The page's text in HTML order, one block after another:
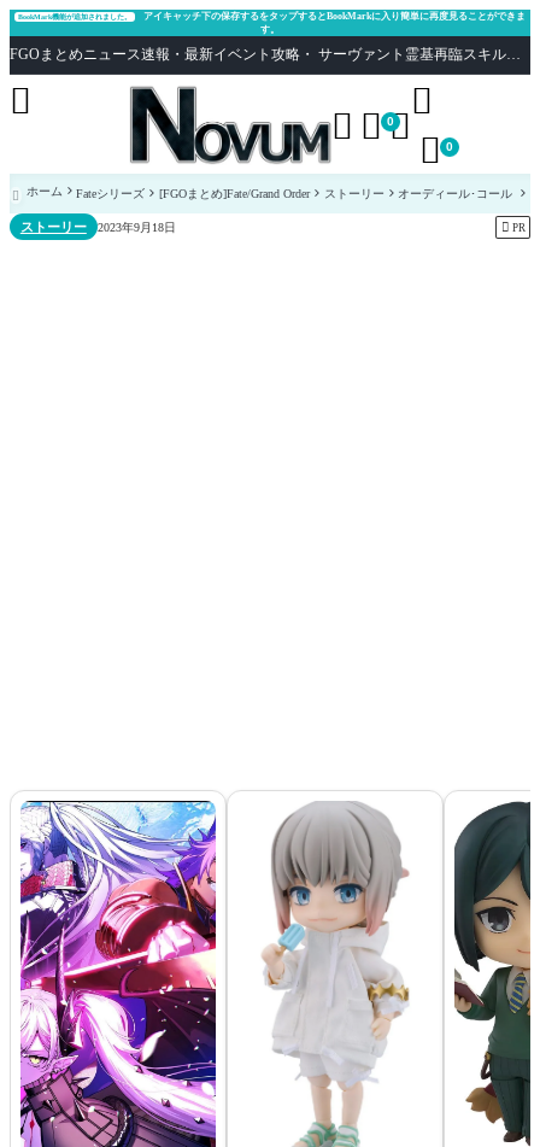
BookMark機能が追加されました。
アイキャッチ下の保存するをタップするとBookMarkに入り簡単に再度見ることができま
す。
FGOまとめニュース速報・最新イベント攻略・ サーヴァント霊基再臨スキル性能評価まとめ Fate/Grand Order
  0

 0

 ホーム Fateシリーズ [FGOまとめ]Fate/Grand Order ストーリー オーディール･コール
ストーリー 2023年9月18日  PR